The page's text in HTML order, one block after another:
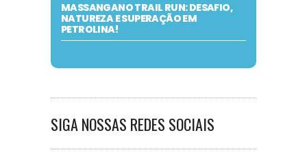
MASSANGANO TRAIL RUN: DESAFIO,
NATUREZA E SUPERAÇÃO EM
PETROLINA!
SIGA NOSSAS REDES SOCIAIS